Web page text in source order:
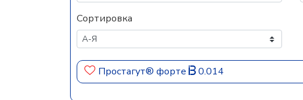
Сортировка
Простагут® форте 0.014